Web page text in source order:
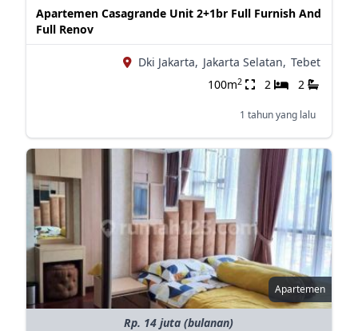
Apartemen Casagrande Unit 2+1br Full Furnish And
Full Renov
Dki Jakarta, Jakarta Selatan, Tebet
100m2 2 2
1 tahun yang lalu
Apartemen
Rp. 14 juta (bulanan)